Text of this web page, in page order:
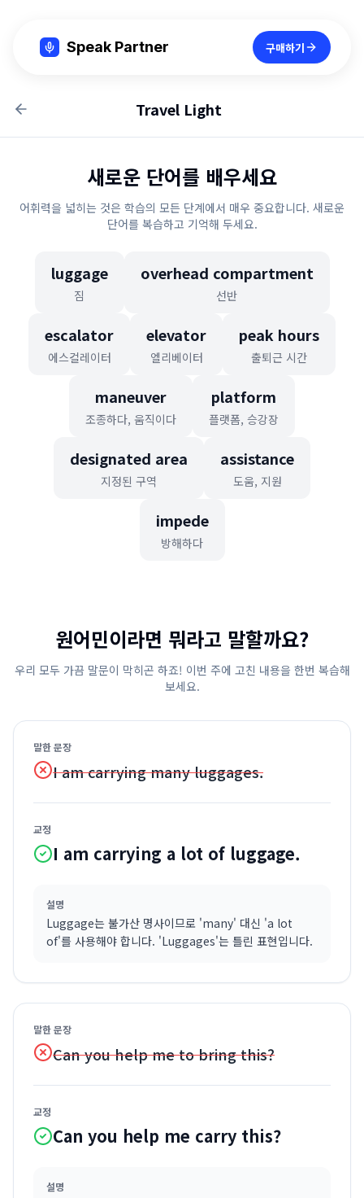
Speak Partner 구매하기
Travel Light
새로운 단어를 배우세요
어휘력을 넓히는 것은 학습의 모든 단계에서 매우 중요합니다. 새로운
단어를 복습하고 기억해 두세요.
luggage
짐
overhead compartment
선반
escalator
에스컬레이터
elevator
엘리베이터
peak hours
출퇴근 시간
maneuver
조종하다, 움직이다
platform
플랫폼, 승강장
designated area
지정된 구역
assistance
도움, 지원
impede
방해하다
원어민이라면 뭐라고 말할까요?
우리 모두 가끔 말문이 막히곤 하죠! 이번 주에 고친 내용을 한번 복습해
보세요.
말한 문장
I am carrying many luggages.
교정
I am carrying a lot of luggage.
설명
Luggage는 불가산 명사이므로 'many' 대신 'a lot
of'를 사용해야 합니다. 'Luggages'는 틀린 표현입니다.
말한 문장
Can you help me to bring this?
교정
Can you help me carry this?
설명